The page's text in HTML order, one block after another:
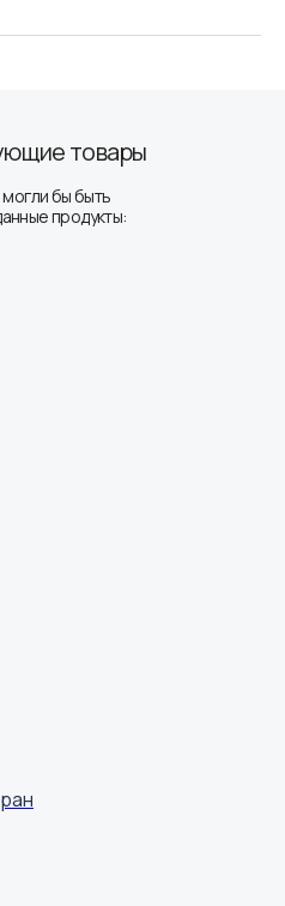
бы быть
продукты:
товары